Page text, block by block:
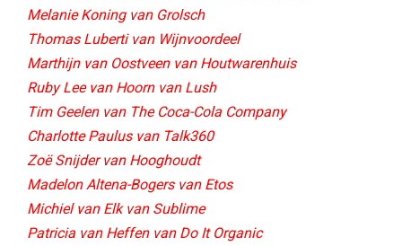
Melanie Koning van Grolsch
Thomas Luberti van Wijnvoordeel
Marthijn van Oostveen van Houtwarenhuis
Ruby Lee van Hoorn van Lush
Tim Geelen van The Coca-Cola Company
Charlotte Paulus van Talk360
Zoë Snijder van Hooghoudt​
Madelon Altena-Bogers van Etos​
Michiel van Elk van Sublime​
Patricia van Heffen van Do It Organic​